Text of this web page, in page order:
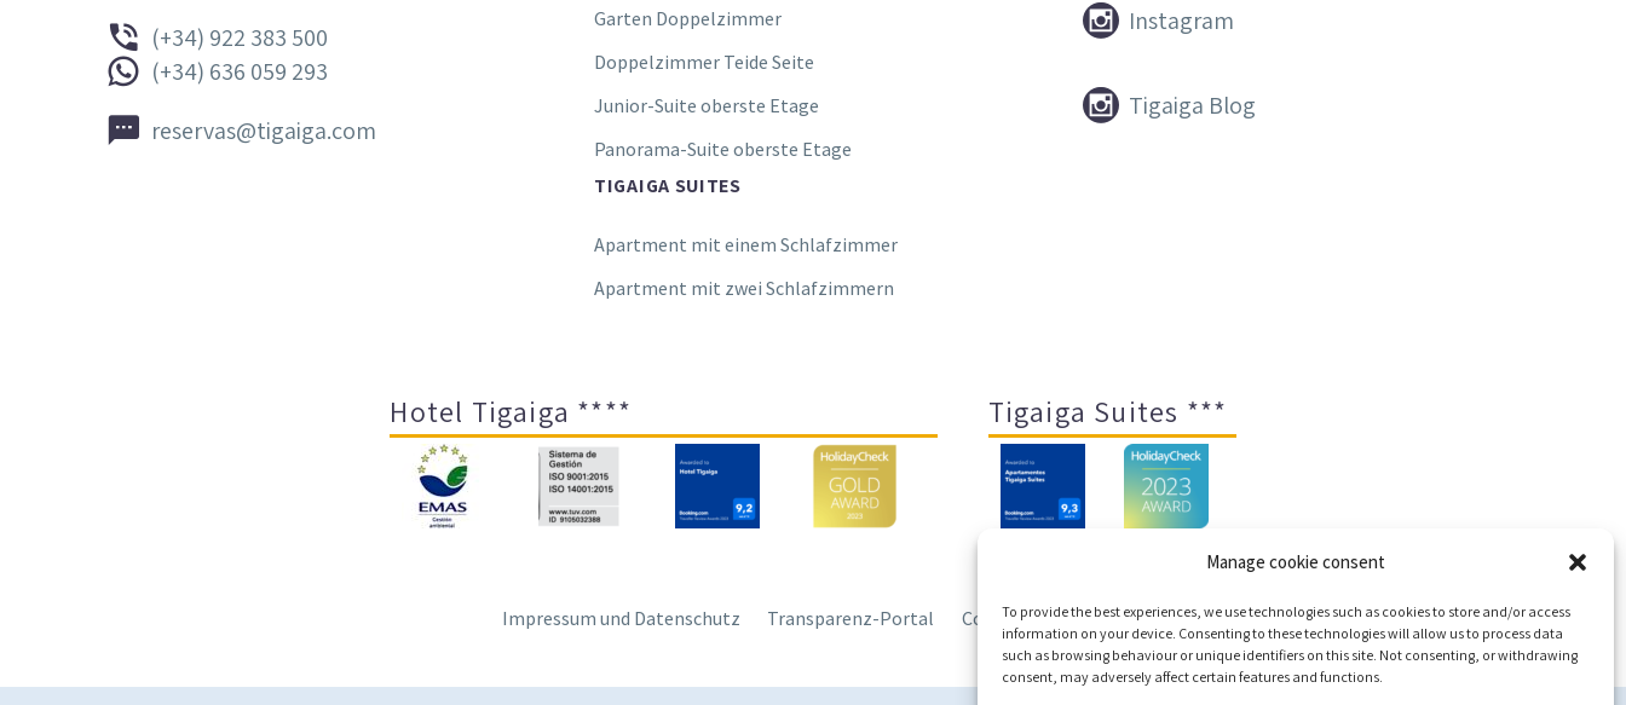
Manage cookie consent
To provide the best experiences, we use technologies such as cookies to store and/or access
information on your device. Consenting to these technologies will allow us to process data
such as browsing behaviour or unique identifiers on this site. Not consenting, or withdrawing
consent, may adversely affect certain features and functions.

 (+34) 922 383 500

 (+34) 636 059 293

 reservas@tigaiga.com
Garten Doppelzimmer
Doppelzimmer Teide Seite
Junior-Suite oberste Etage
Panorama-Suite oberste Etage
TIGAIGA SUITES
Apartment mit einem Schlafzimmer
Apartment mit zwei Schlafzimmern

 Instagram

 Tigaiga Blog
Hotel Tigaiga **** Tigaiga Suites ***
Impressum und Datenschutz Transparenz-Portal Cookies Sitemap